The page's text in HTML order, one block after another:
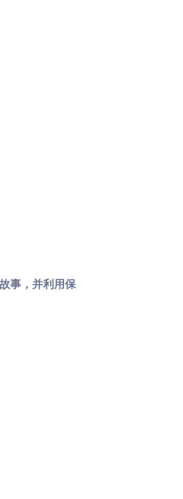
事，并利用保